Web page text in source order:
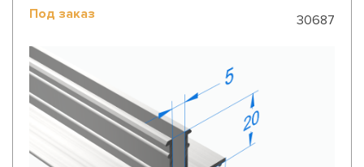
Под заказ 30687